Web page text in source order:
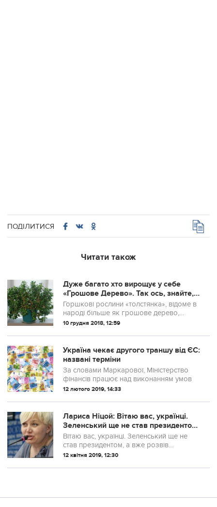
ПОДІЛИТИСЯ
Читати також
Дуже багато хто вирощує у себе
«Грошове Дерево». Так ось, знайте,
що ви поливаєте і вирощуєте …
Горшкові рослини «толстянка», відоме в
народі більше як грошове дерево,
прикрашає підвіконня багатьох з нас.
багатство і достаток в сім’ю, є ті, хто в...
10 грудня 2018, 12:59
Україна чекає другого траншу від ЄС:
названі терміни
За словами Маркарової, Міністерство
фінансів працює над виконанням умов
12 лютого 2019, 14:33
Лариса Ніцой: Вітаю вас, українці.
Зеленський ще не став президентом,
а вже розвів кумівство, і вже закон
для нього…
Вітаю вас, українці. Зеленський ще не
став президентом, а вже розвів
кумівство, і вже закон для нього – як
що це я?
12 квітня 2019, 12:30